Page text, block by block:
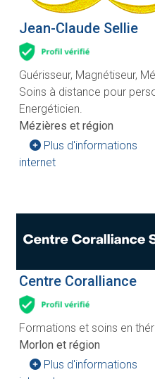
Jean-Claude Sellie
Guérisseur, Magnétiseur,
Soins à distance pour
Energéticien.
Mézières et région
Plus d'informations
internet
Centre Coralliance
Formations et soins en
Morlon et région
Plus d'informations